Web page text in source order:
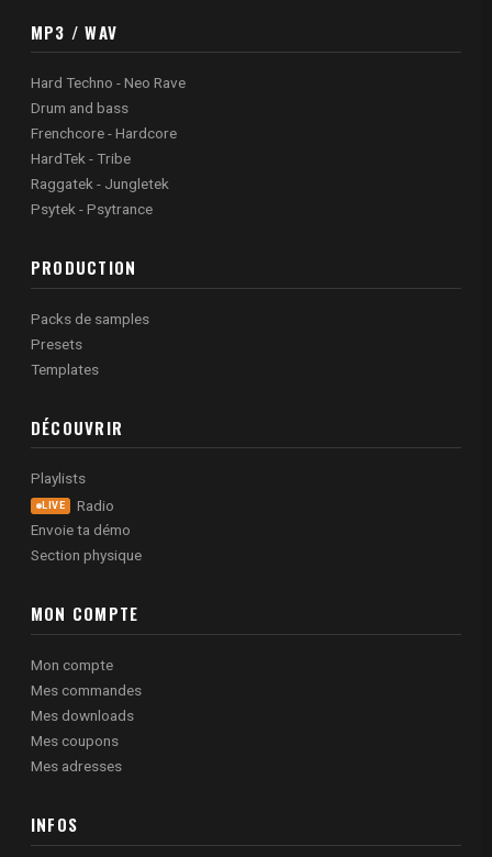
MP3 / WAV
Hard Techno - Neo Rave
Drum and bass
Frenchcore - Hardcore
HardTek - Tribe
Raggatek - Jungletek
Psytek - Psytrance
PRODUCTION
Packs de samples
Presets
Templates
DÉCOUVRIR
Playlists
LIVE
Radio
Envoie ta démo
Section physique
MON COMPTE
Mon compte
Mes commandes
Mes downloads
Mes coupons
Mes adresses
INFOS